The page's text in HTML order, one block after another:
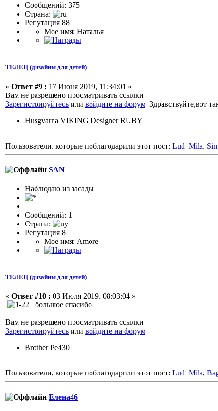
Сообщений: 375
Страна:
Репутация 88
Мое имя: Наталья
ТЕЛЕЦ (дизайны для детей)
« Ответ #9 : 17 Июня 2019, 11:34:01 »
Вам не разрешено просматривать ссылки
Зарегистрируйтесь или войдите на форум Здравствуйте,вот
Husgvarna VIKING Designer RUBY
Пользователи, которые поблагодарили этот пост: Lud_Mila,
SAN
Наблюдаю из засады
Сообщений: 1
Страна:
Репутация 8
Мое имя: Amore
ТЕЛЕЦ (дизайны для детей)
« Ответ #10 : 03 Июля 2019, 08:03:04 »
большое спасибо
Вам не разрешено просматривать ссылки
Зарегистрируйтесь или войдите на форум
Brother Pe430
Пользователи, которые поблагодарили этот пост: Lud_Mila,
Елена46